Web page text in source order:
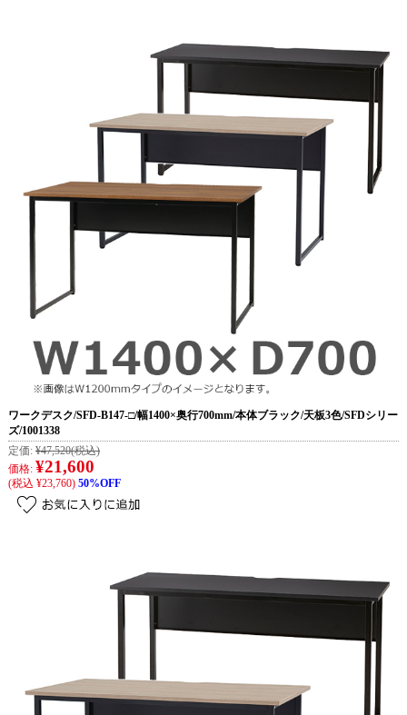
ワークデスク/SFD-B147-□/幅1400×奥行700mm/本体ブラック/天板3色/SFDシリー
ズ/1001338
定価: ¥47,520(税込)
価格: ¥21,600
(税込 ¥23,760) 50%OFF